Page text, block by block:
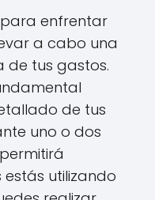
para enfrentar
a cabo una
de tus gastos.
de tus
uno o dos
utilizando